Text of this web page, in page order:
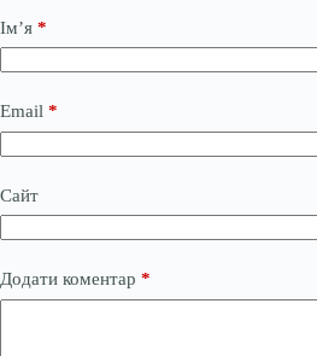
Ім’я *
Email *
Сайт
Додати коментар *